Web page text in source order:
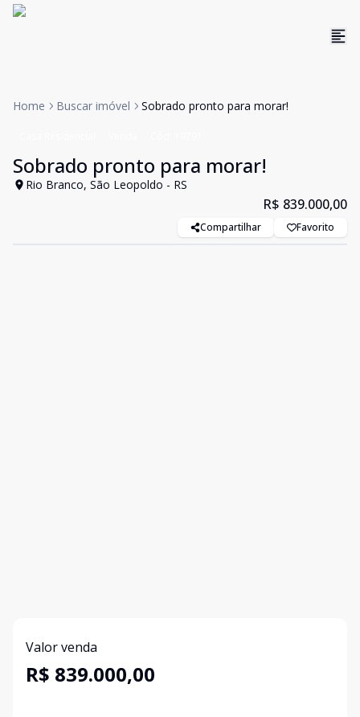
Home Buscar imóvel Sobrado pronto para morar!
Sobrado pronto para morar!
Rio Branco, São Leopoldo - RS
R$ 839.000,00
Compartilhar Favorito
Valor venda
R$ 839.000,00